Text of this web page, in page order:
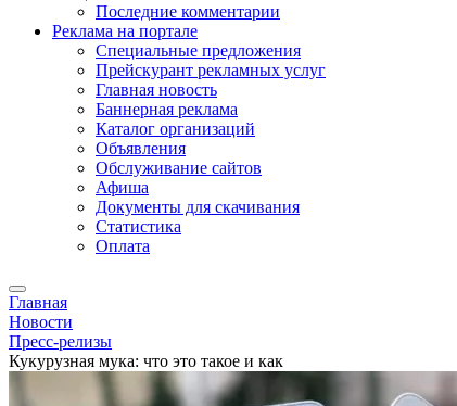
Последние комментарии
Реклама на портале
Специальные предложения
Прейскурант рекламных услуг
Главная новость
Баннерная реклама
Каталог организаций
Объявления
Обслуживание сайтов
Афиша
Документы для скачивания
Статистика
Оплата
Главная
Новости
Пресс-релизы
Кукурузная мука: что это такое и как